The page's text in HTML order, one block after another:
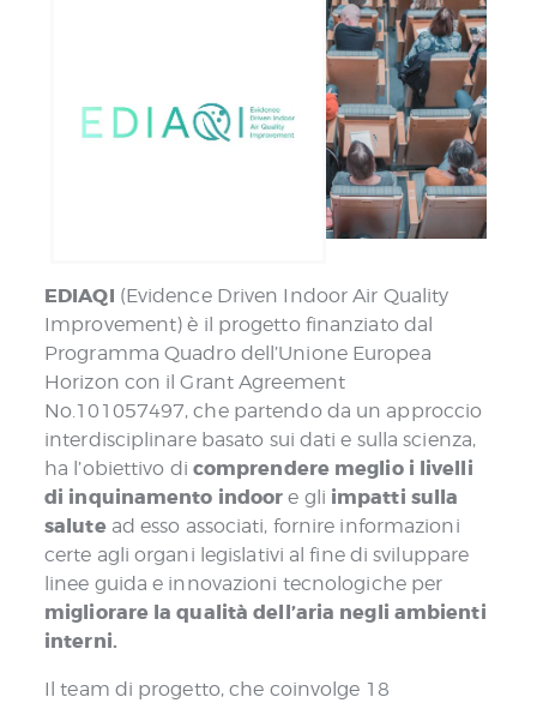
EDIAQI (Evidence Driven Indoor Air Quality
Improvement) è il progetto finanziato dal
Programma Quadro dell’Unione Europea
Horizon con il Grant Agreement
No.101057497, che partendo da un approccio
interdisciplinare basato sui dati e sulla scienza,
ha l’obiettivo di comprendere meglio i livelli
di inquinamento indoor e gli impatti sulla
salutead esso associati, fornire informazioni
certe agli organi legislativi al fine di sviluppare
linee guida e innovazioni tecnologiche per
migliorare la qualità dell’aria negli ambienti
interni.
Il team di progetto, che coinvolge 18